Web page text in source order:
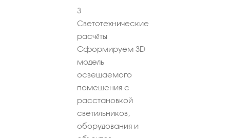
3
Светотехнические
расчёты
Сформируем 3D
модель
освещаемого
помещения с
расстановкой
светильников,
оборудования и